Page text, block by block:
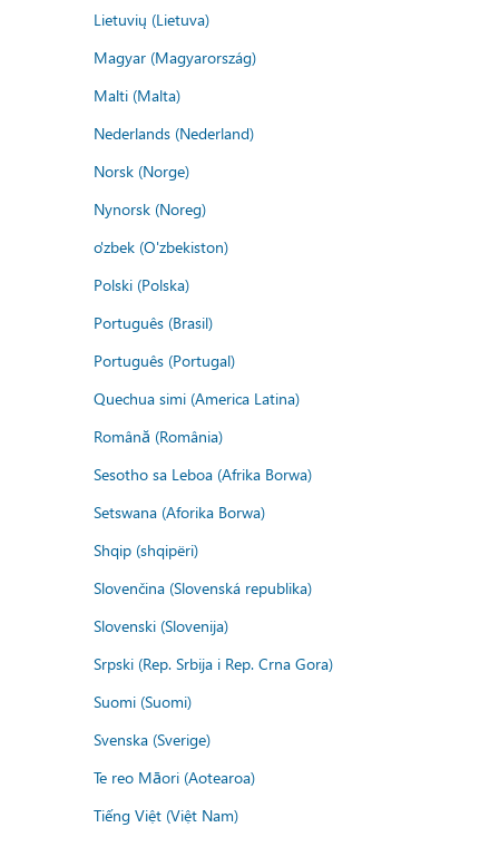
Lietuvių (Lietuva)
Magyar (Magyarország)
Malti (Malta)
Nederlands (Nederland)
Norsk (Norge)
Nynorsk (Noreg)
o'zbek (O'zbekiston)
Polski (Polska)
Português (Brasil)
Português (Portugal)
Quechua simi (America Latina)
Română (România)
Sesotho sa Leboa (Afrika Borwa)
Setswana (Aforika Borwa)
Shqip (shqipëri)
Slovenčina (Slovenská republika)
Slovenski (Slovenija)
Srpski (Rep. Srbija i Rep. Crna Gora)
Suomi (Suomi)
Svenska (Sverige)
Te reo Māori (Aotearoa)
Tiếng Việt (Việt Nam)